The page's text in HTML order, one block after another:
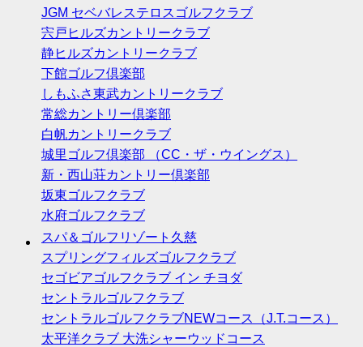
JGM セベバレステロスゴルフクラブ
宍戸ヒルズカントリークラブ
静ヒルズカントリークラブ
下館ゴルフ倶楽部
しもふさ東武カントリークラブ
常総カントリー倶楽部
白帆カントリークラブ
城里ゴルフ倶楽部 （CC・ザ・ウイングス）
新・西山荘カントリー倶楽部
坂東ゴルフクラブ
水府ゴルフクラブ
スパ＆ゴルフリゾート久慈
スプリングフィルズゴルフクラブ
セゴビアゴルフクラブ イン チヨダ
セントラルゴルフクラブ
セントラルゴルフクラブNEWコース（J.T.コース）
太平洋クラブ 大洗シャーウッドコース